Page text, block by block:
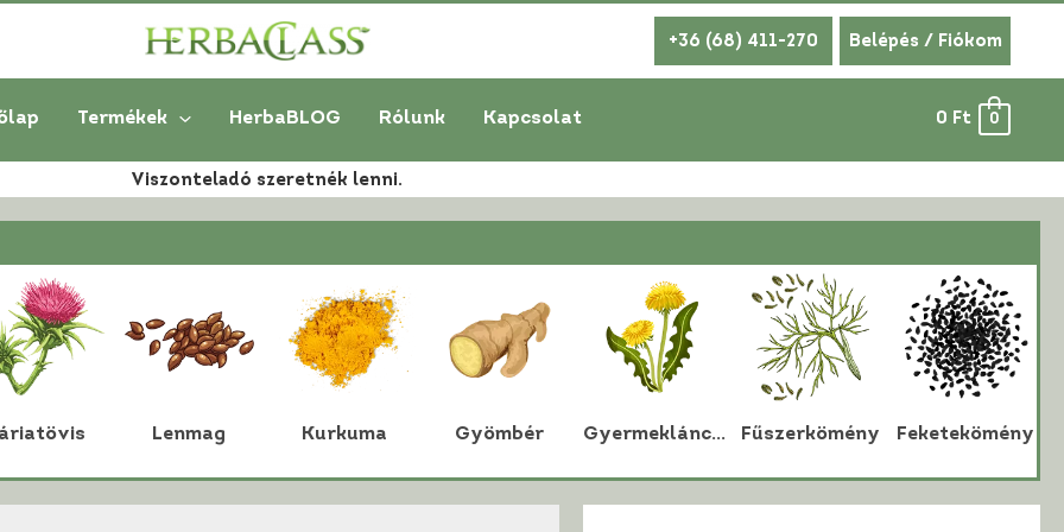
+36 (68) 411-270 Belépés / Fiókom
Termékek HerbaBLOG Rólunk Kapcsolat 0 Ft 0
Viszonteladó szeretnék lenni.
Lenmag Kurkuma Gyömbér Gyermekláncfű Fűszerkömény Feketekömény